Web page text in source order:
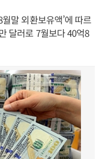
말 외환보유액’에 따르
달러로 7월보다 40억8